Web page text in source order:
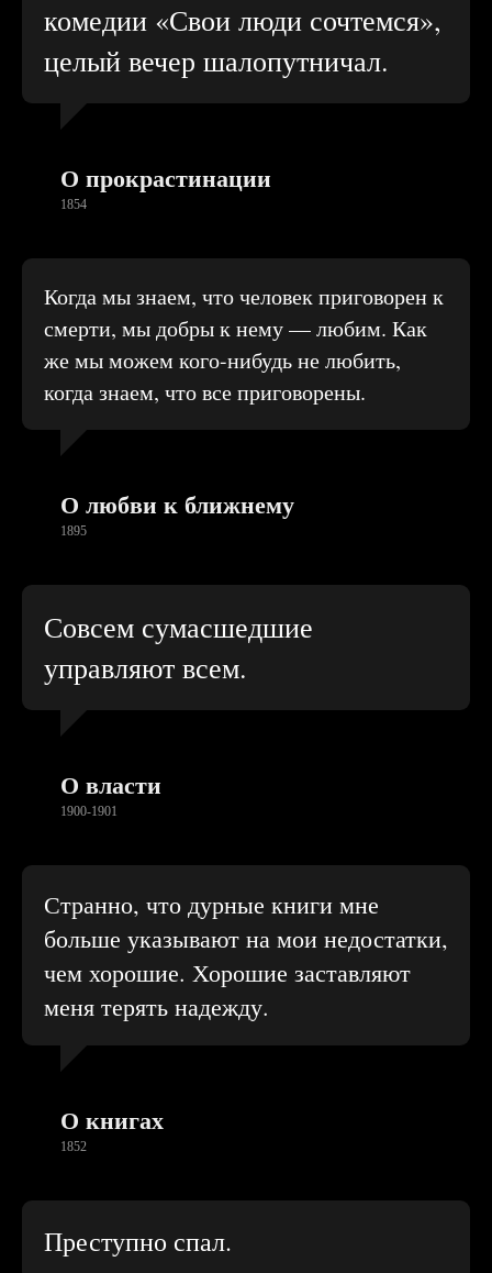
комедии «Свои люди сочтемся»,
целый вечер шалопутничал.
О прокрастинации
1854
Когда мы знаем, что человек приговорен к
смерти, мы добры к нему — любим. Как
же мы можем кого-нибудь не любить,
когда знаем, что все приговорены.
О любви к ближнему
1895
Совсем сумасшедшие
управляют всем.
О власти
1900-1901
Странно, что дурные книги мне
больше указывают на мои недостатки,
чем хорошие. Хорошие заставляют
меня терять надежду.
О книгах
1852
Преступно спал.